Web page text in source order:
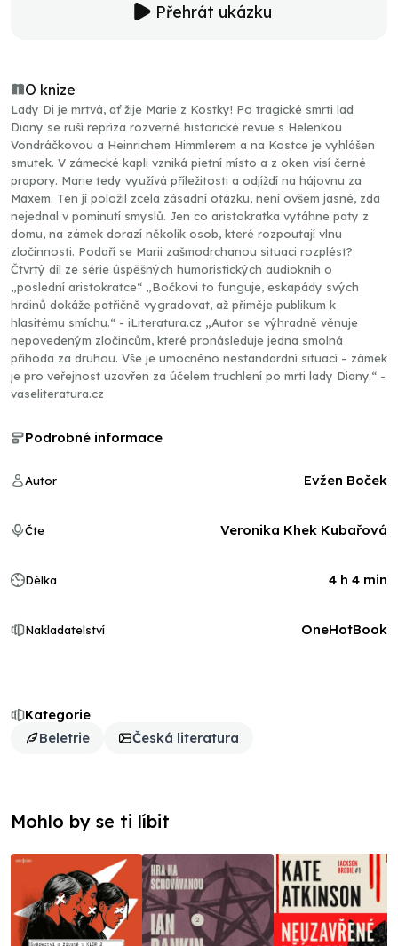
Přehrát ukázku
O knize
Lady Di je mrtvá, ať žije Marie z Kostky! Po tragické smrti lad
Diany se ruší repríza rozverné historické revue s Helenkou
Vondráčkovou a Heinrichem Himmlerem a na Kostce je vyhlášen
smutek. V zámecké kapli vzniká pietní místo a z oken visí černé
prapory. Marie tedy využívá příležitosti a odjíždí na hájovnu za
Maxem. Ten jí položil zcela zásadní otázku, není ovšem jasné, zda
nejednal v pominutí smyslů. Jen co aristokratka vytáhne paty z
domu, na zámek dorazí několik osob, které rozpoutají vlnu
zločinnosti. Podaří se Marii zašmodrchanou situaci rozplést?
Čtvrtý díl ze série úspěšných humoristických audioknih o
„poslední aristokratce“ „Bočkovi to funguje, eskapády svých
hrdinů dokáže patřičně vygradovat, až přiměje publikum k
hlasitému smíchu.“ - iLiteratura.cz „Autor se výhradně věnuje
nepovedeným zločincům, které pronásleduje jedna smolná
příhoda za druhou. Vše je umocněno nestandardní situací – zámek
je pro veřejnost uzavřen za účelem truchlení po mrti lady Diany.“ -
vaseliteratura.cz
Kategorie
Beletrie
Česká literatura
Podrobné informace
Autor Evžen Boček
Čte Veronika Khek Kubařová
Délka 4 h 4 min
Nakladatelství OneHotBook
Mohlo by se ti líbit